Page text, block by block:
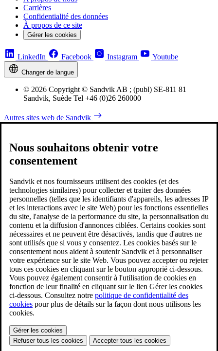
Carrières
Confidentialité des données
À propos de ce site
Gérer les cookies
LinkedIn Facebook Instagram Youtube
Changer de langue
© 2026 Copyright © Sandvik AB ; (publ) SE-811 81
Sandvik, Suède Tel +46 (0)26 260000
Autres sites web de Sandvik
Nous souhaitons obtenir votre
consentement
Sandvik et nos fournisseurs utilisent des cookies (et des
technologies similaires) pour collecter et traiter des données
personnelles (telles que les identifiants d'appareils, les adresses IP
et les interactions avec le site Web) pour les fonctions essentielles
du site, l'analyse de la performance du site, la personnalisation du
contenu et la diffusion d'annonces ciblées. Certains cookies sont
nécessaires et ne peuvent être désactivés, tandis que d'autres ne
sont utilisés que si vous y consentez. Les cookies basés sur le
consentement nous aident à soutenir Sandvik et à personnaliser
votre expérience sur le site Web. Vous pouvez accepter ou rejeter
tous ces cookies en cliquant sur le bouton approprié ci-dessous.
Vous pouvez également consentir à l'utilisation de cookies en
fonction de leur finalité en cliquant sur le lien Gérer les cookies
ci-dessous. Consultez notre politique de confidentialité des
cookies pour plus de détails sur la façon dont nous utilisons les
cookies.
Gérer les cookies
Refuser tous les cookies
Accepter tous les cookies